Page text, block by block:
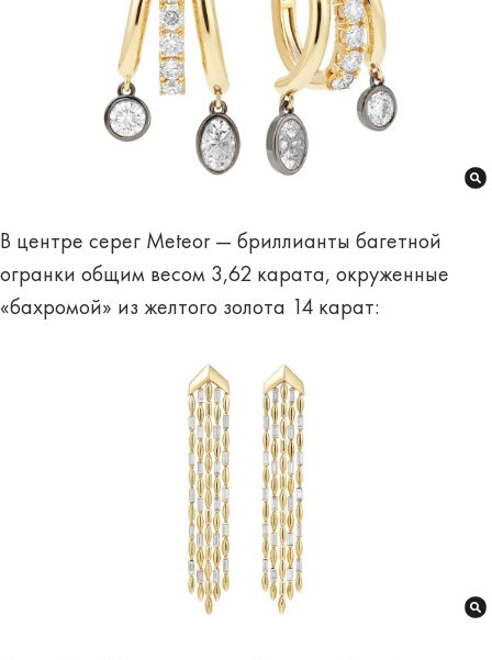
В центре серег Meteor — бриллианты багетной
огранки общим весом 3,62 карата, окруженные
«бахромой» из желтого золота 14 карат: